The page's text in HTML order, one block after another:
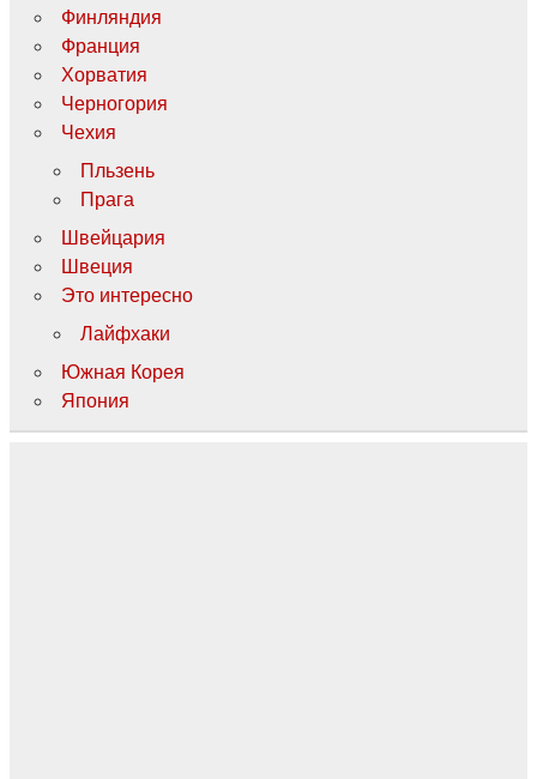
Финляндия
Франция
Хорватия
Черногория
Чехия
Пльзень
Прага
Швейцария
Швеция
Это интересно
Лайфхаки
Южная Корея
Япония